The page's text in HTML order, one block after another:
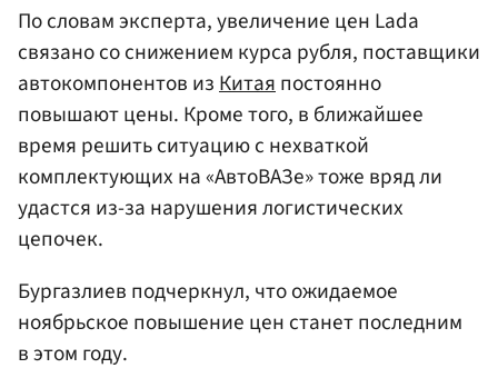
По словам эксперта, увеличение цен Lada
связано со снижением курса рубля, поставщики
автокомпонентов из Китая постоянно
повышают цены. Кроме того, в ближайшее
время решить ситуацию с нехваткой
комплектующих на «АвтоВАЗе» тоже вряд ли
удастся из-за нарушения логистических
цепочек.
Бургазлиев подчеркнул, что ожидаемое
ноябрьское повышение цен станет последним
в этом году.